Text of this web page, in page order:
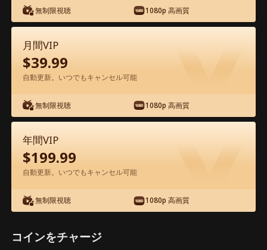
アプリ内で無料視聴可能
エピソード58 - 二度目の人生なのに御曹
司の溺愛 映画フル
58 59 60 61 62
無制限視聴 1080p 高画質
月間VIP
$39.99
自動更新。いつでもキャンセル可能
無制限視聴 1080p 高画質
年間VIP
$199.99
自動更新。いつでもキャンセル可能
無制限視聴 1080p 高画質
コインをチャージ